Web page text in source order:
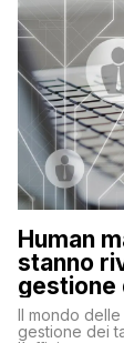
Human
stanno
gestione
Il mondo
gestione dei